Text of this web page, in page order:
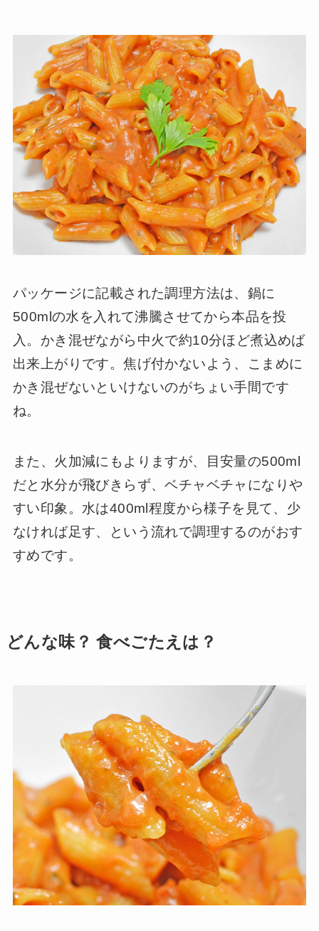
パッケージに記載された調理方法は、鍋に
500mlの水を入れて沸騰させてから本品を投
入。かき混ぜながら中火で約10分ほど煮込めば
出来上がりです。焦げ付かないよう、こまめに
かき混ぜないといけないのがちょい手間です
ね。
また、火加減にもよりますが、目安量の500ml
だと水分が飛びきらず、ベチャベチャになりや
すい印象。水は400ml程度から様子を見て、少
なければ足す、という流れで調理するのがおす
すめです。
どんな味？ 食べごたえは？